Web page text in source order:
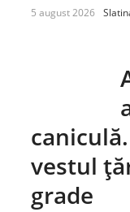
5 august 2026
vestul
grade